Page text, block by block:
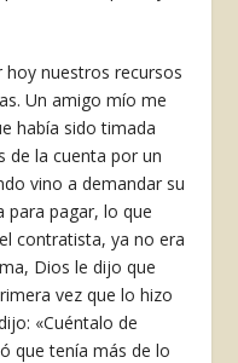
nuestros recursos
Un amigo mío me
había sido timada
de la cuenta por un
vino a demandar su
para pagar, lo que
contratista, ya no era
Dios le dijo que
vez que lo hizo
«Cuéntalo de
que tenía más de lo